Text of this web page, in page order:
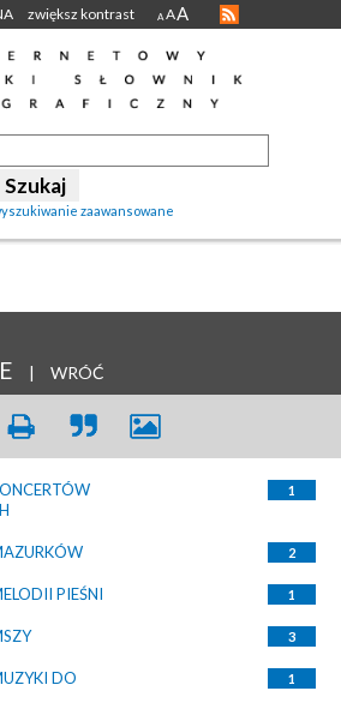
zwiększ kontrast A AA
zaawansowane
| WRÓĆ
1
2
PIEŚNI 1
3
DO
1